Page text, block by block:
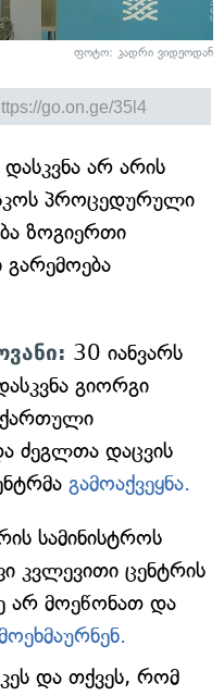
ფოტო: კადრი ვიდეოდან
არ არის
პროცედურული
ზოგიერთი
გარემოება
30 იანვარს
გიორგი
ქართული
ძეგლთა დაცვის
გამოაქვეყნა.
სამინისტროს
კვლევითი ცენტრის
არ მოეწონათ და
და თქვეს, რომ